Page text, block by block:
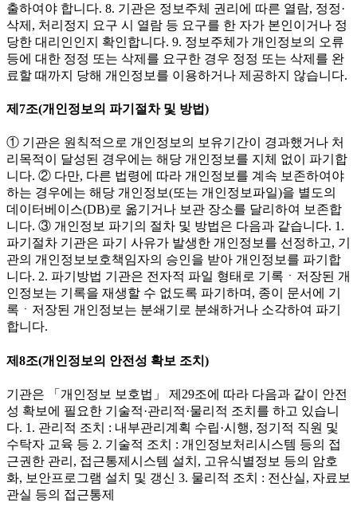
출하여야 합니다. 8. 기관은 정보주체 권리에 따른 열람, 정정·
삭제, 처리정지 요구 시 열람 등 요구를 한 자가 본인이거나 정
당한 대리인인지 확인합니다. 9. 정보주체가 개인정보의 오류
등에 대한 정정 또는 삭제를 요구한 경우 정정 또는 삭제를 완
료할 때까지 당해 개인정보를 이용하거나 제공하지 않습니다.
제7조(개인정보의 파기절차 및 방법)
① 기관은 원칙적으로 개인정보의 보유기간이 경과했거나 처
리목적이 달성된 경우에는 해당 개인정보를 지체 없이 파기합
니다. ② 다만, 다른 법령에 따라 개인정보를 계속 보존하여야
하는 경우에는 해당 개인정보(또는 개인정보파일)을 별도의
데이터베이스(DB)로 옮기거나 보관 장소를 달리하여 보존합
니다. ③ 개인정보 파기의 절차 및 방법은 다음과 같습니다. 1.
파기절차 기관은 파기 사유가 발생한 개인정보를 선정하고, 기
관의 개인정보보호책임자의 승인을 받아 개인정보를 파기합
니다. 2. 파기방법 기관은 전자적 파일 형태로 기록ㆍ저장된 개
인정보는 기록을 재생할 수 없도록 파기하며, 종이 문서에 기
록ㆍ저장된 개인정보는 분쇄기로 분쇄하거나 소각하여 파기
합니다.
제8조(개인정보의 안전성 확보 조치)
기관은 「개인정보 보호법」 제29조에 따라 다음과 같이 안전
성 확보에 필요한 기술적·관리적·물리적 조치를 하고 있습니
다. 1. 관리적 조치 : 내부관리계획 수립·시행, 정기적 직원 및
수탁자 교육 등 2. 기술적 조치 : 개인정보처리시스템 등의 접
근권한 관리, 접근통제시스템 설치, 고유식별정보 등의 암호
화, 보안프로그램 설치 및 갱신 3. 물리적 조치 : 전산실, 자료보
관실 등의 접근통제